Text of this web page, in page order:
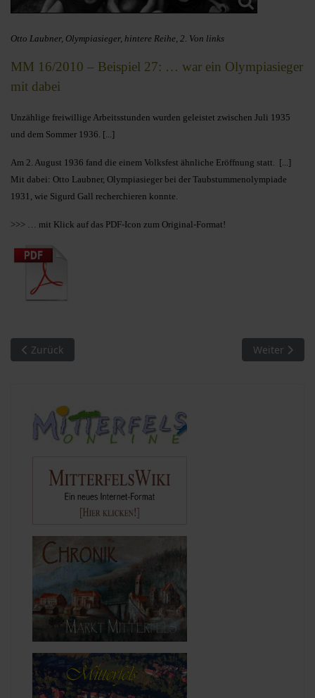
Otto Laubner, Olympiasieger, hintere Reihe, 2. Von links
MM 16/2010 – Beispiel 27: … war ein Olympiasieger
mit dabei
Unzählige freiwillige Arbeitsstunden wurden geleistet zwischen Juli 1935
und dem Sommer 1936. [...]
Am 2. August 1936 fand die einem Volksfest ähnliche Eröffnung statt. [...]
Mit dabei: Otto Laubner, Olympiasieger bei der Taubstummenolympiade
1931, wie Sigurd Gall recherchieren konnte.
>>> … mit Klick auf das PDF-Icon zum Original-Format!
Vorheriger Beitrag: MM 16/2010. Das ehemalige Gefängnis
Zurück Nächster
Weiter